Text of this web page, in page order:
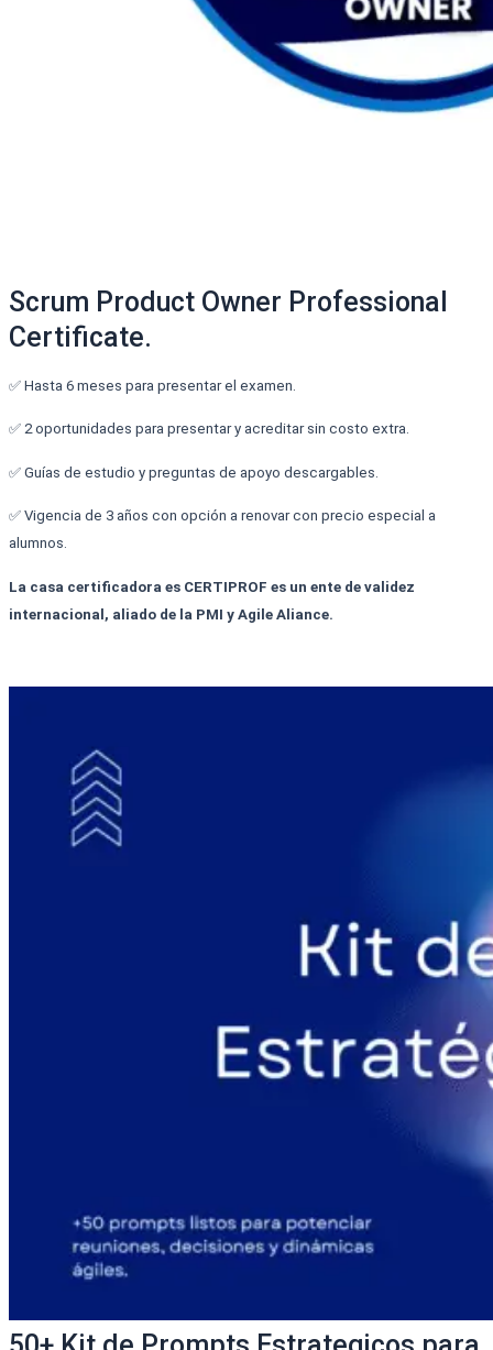
Scrum Product Owner Professional
Certificate.
✅ Hasta 6 meses para presentar el examen.
✅ 2 oportunidades para presentar y acreditar sin costo extra.
✅ Guías de estudio y preguntas de apoyo descargables.
✅ Vigencia de 3 años con opción a renovar con precio especial a
alumnos.
La casa certificadora es CERTIPROF es un ente de validez
internacional, aliado de la PMI y Agile Aliance.